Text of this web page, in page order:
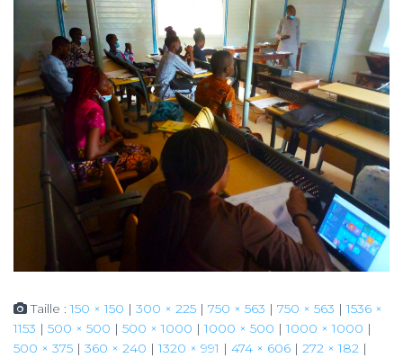
Taille :150 × 150 | 300 × 225 | 750 × 563 | 750 × 563 | 1536 ×
1153 | 500 × 500 | 500 × 1000 | 1000 × 500 | 1000 × 1000 |
500 × 375 | 360 × 240 | 1320 × 991 | 474 × 606 | 272 × 182 |